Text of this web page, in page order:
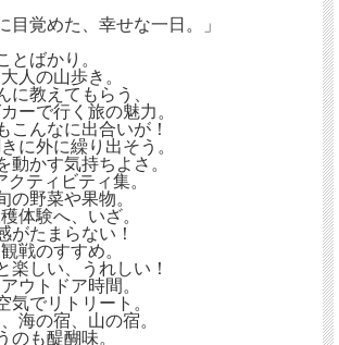
目覚めた、幸せな一日。」
とばかり。
人の山歩き。
に教えてもらう、
ーで行く旅の魅力。
こんなに出合いが！
に外に繰り出そう。
動かす気持ちよさ。
ティビティ集。
の野菜や果物。
体験へ、いざ。
がたまらない！
戦のすすめ。
楽しい、うれしい！
ウトドア時間。
気でリトリート。
海の宿、山の宿。
のも醍醐味。